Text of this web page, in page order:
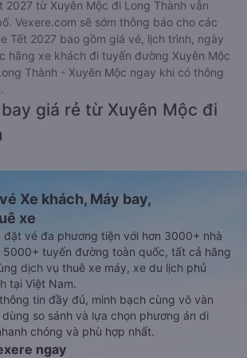
2027 từ Xuyên Mộc đi Long Thành vẫn
Vexere.com sẽ sớm thông báo cho các
Tết 2027 bao gồm giá vé, lịch trình, ngày
hãng xe khách đi tuyến đường Xuyên Mộc
Thành - Xuyên Mộc ngay khi có thông
giá rẻ từ Xuyên Mộc đi
Xe khách, Máy bay,
xe
đặt vé đa phương tiện với hơn 3000+ nhà
5000+ tuyến đường toàn quốc, tất cả hãng
dịch vụ thuê xe máy, xe du lịch phủ
tại Việt Nam.
tin đầy đủ, minh bạch cùng vô vàn
so sánh và lựa chọn phương án di
chóng và phù hợp nhất.
ngay